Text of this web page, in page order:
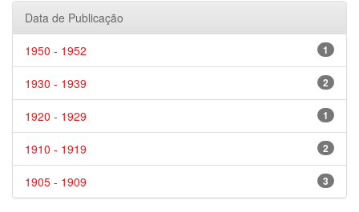
Data de Publicação
1
1950 - 1952
2
1930 - 1939
1
1920 - 1929
2
1910 - 1919
3
1905 - 1909